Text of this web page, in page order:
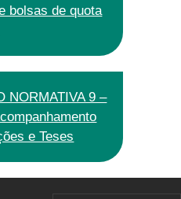
bolsas de quota
NORMATIVA 9 –
e Teses